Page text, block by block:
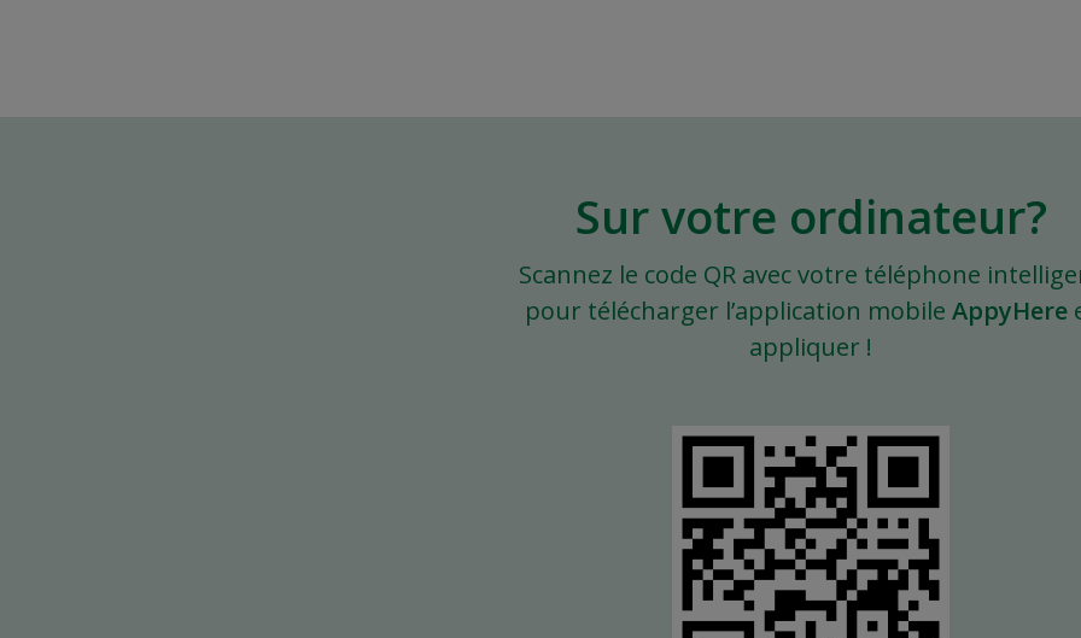
Sur votre ordinateur?
Scannez le code QR avec votre téléphone
pour télécharger l’application mobile AppyHere
appliquer !